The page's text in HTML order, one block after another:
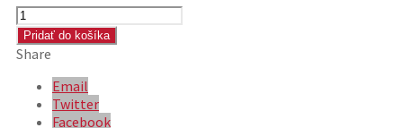
množstvo
Vidlička
drevená
[100
Pridať do košíka
Share
Email
Twitter
Facebook